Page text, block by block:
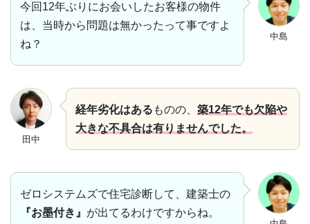
中島
今回12年ぶりにお会いしたお客様の物件
は、当時から問題は無かったって事ですよ
ね？
田中
経年劣化はある ものの、 築12年でも欠陥や
大きな不具合は有りませんでした。
ゼロシステムズで住宅診断して、建築士の
『お墨付き』 が出てるわけですからね。